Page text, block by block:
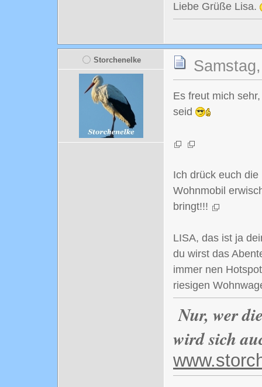
Liebe Grüße Lisa.
Storchenelke
Es freut mich
seid
Ich drück euch
Wohnmobil
bringt!!!
LISA, das ist ja
du wirst das
immer nen
riesigen
Nur, wer
wird sich